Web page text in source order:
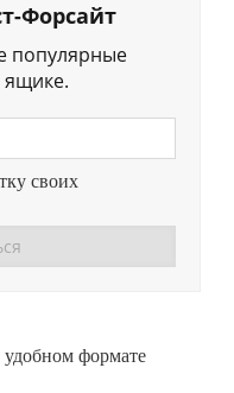
Форсайт
популярные
ящике.
своих
формате